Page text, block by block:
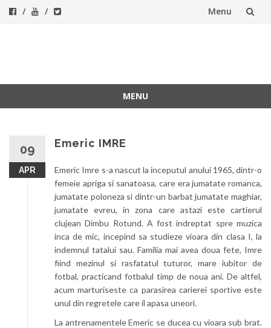
Menu
MENU
09
APR
Emeric IMRE
Emeric Imre s-a nascut la inceputul anului 1965, dintr-o
femeie apriga si sanatoasa, care era jumatate romanca,
jumatate poloneza si dintr-un barbat jumatate maghiar,
jumatate evreu, in zona care astazi este cartierul
clujean Dimbu Rotund. A fost indreptat spre muzica
inca de mic, incepind sa studieze vioara din clasa I, la
indemnul tatalui sau. Familia mai avea doua fete, Imre
fiind mezinul si rasfatatul tuturor, mare iubitor de
fotbal, practicand fotbalul timp de noua ani. De altfel,
acum marturiseste ca parasirea carierei sportive este
unul din regretele care il apasa uneori.
La antrenamentele Emeric se ducea cu vioara sub brat.